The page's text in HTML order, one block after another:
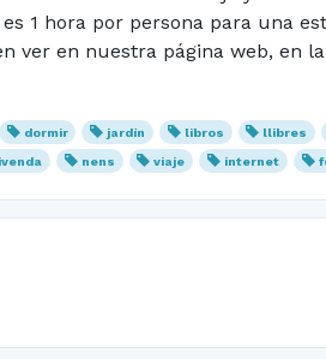
1 hora por persona para una
ver en nuestra página web, en
dormir jardín libros llibres
nens viaje internet